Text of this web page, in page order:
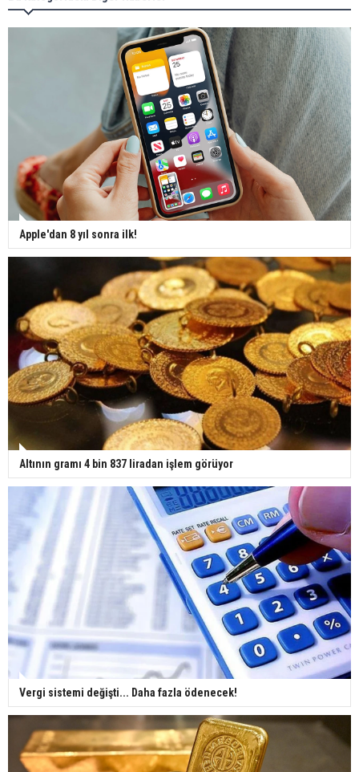
Apple'dan 8 yıl sonra ilk!
Altının gramı 4 bin 837 liradan işlem görüyor
Vergi sistemi değişti... Daha fazla ödenecek!